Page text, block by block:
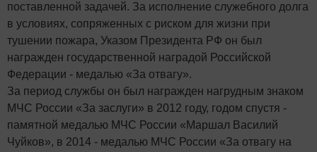
поставленной задачей. За исполнение служебного долга
в условиях, сопряженных с риском для жизни при
тушении пожара, Указом Президента РФ он был
награжден государственной наградой Российской
Федерации - медалью «За отвагу».
За период службы он был награжден нагрудным знаком
МЧС России «За заслуги» в 2012 году, годом спустя -
памятной медалью МЧС России «Маршал Василий
Чуйков», в 2014 - медалью МЧС России «За отвагу на